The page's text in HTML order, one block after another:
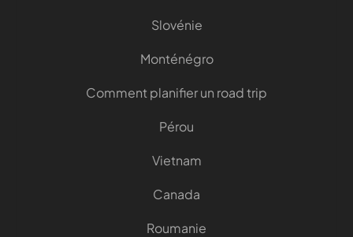
Slovénie
Monténégro
Comment planifier un road trip
Pérou
Vietnam
Canada
Roumanie